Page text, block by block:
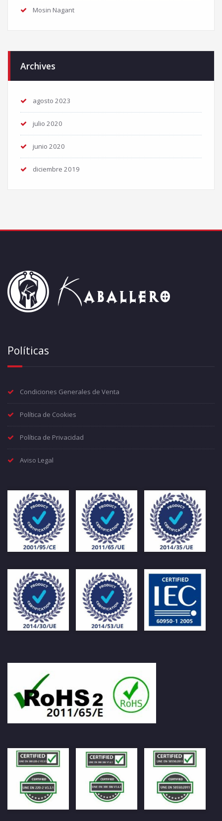
Mosin Nagant
Archives
agosto 2023
julio 2020
junio 2020
diciembre 2019
Políticas
Condiciones Generales de Venta
Política de Cookies
Política de Privacidad
Aviso Legal